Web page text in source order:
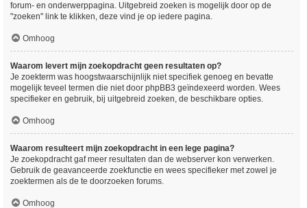
forum- en onderwerppagina. Uitgebreid zoeken is mogelijk door op de
"zoeken" link te klikken, deze vind je op iedere pagina.
Omhoog
Waarom levert mijn zoekopdracht geen resultaten op?
Je zoekterm was hoogstwaarschijnlijk niet specifiek genoeg en bevatte
mogelijk teveel termen die niet door phpBB3 geïndexeerd worden. Wees
specifieker en gebruik, bij uitgebreid zoeken, de beschikbare opties.
Omhoog
Waarom resulteert mijn zoekopdracht in een lege pagina?
Je zoekopdracht gaf meer resultaten dan de webserver kon verwerken.
Gebruik de geavanceerde zoekfunctie en wees specifieker met zowel je
zoektermen als de te doorzoeken forums.
Omhoog